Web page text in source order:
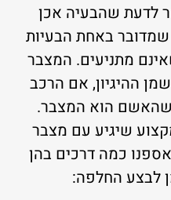
לדעת שהבעיה אכן
באחת הבעיות
מתניעים. המצבר
ההיגיון, אם הרכב
שהאשם הוא המצבר.
שיגיע עם מצבר
כמה דרכים בהן
לבצע החלפה: